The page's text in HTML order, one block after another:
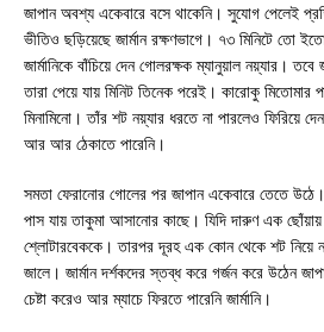
জাপান অবশ্য একেবারে বসে থাকেনি। সুযোগ পেলেই
ভীতিও ছড়িয়েছে জার্মান রক্ষণভাগে। ৭৩ মিনিটে তো
জার্মানিকে বাঁচিয়ে দেন গোলরক্ষক ম্যানুয়াল নয়্যার।
তারা পেয়ে যায় মিনিট তিনেক পরেই। কারোকু মিতোমার
মিনামিনো। তাঁর শট নয়্যার ধরতে না পারলেও ফিরিয়ে
আর আর ঠেকাতে পারেনি।
সমতা ফেরানোর গোলের পর জাপান একেবারে তেতে
পাস যায় তাকুমা আসানোর কাছে। যিদি দারুণ এক ছোঁয়ায়
শ্লোটারবেককে। তারপর দূরহ এক কোন থেকে শট নিয়ে
জালে। জার্মান দর্শকদের স্তব্ধ করে গর্জন করে উঠেন
চেষ্টা করেও আর ম্যাচে ফিরতে পারেনি জার্মানি।